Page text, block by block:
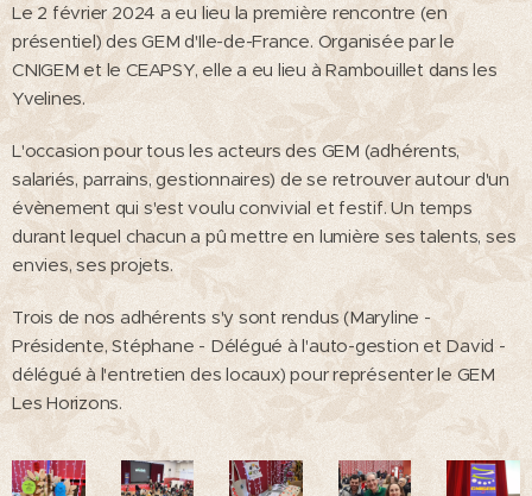
Le 2 février 2024 a eu lieu la première rencontre (en
présentiel) des GEM d'Ile-de-France. Organisée par le
CNIGEM et le CEAPSY, elle a eu lieu à Rambouillet dans les
Yvelines.
L'occasion pour tous les acteurs des GEM (adhérents,
salariés, parrains, gestionnaires) de se retrouver autour d'un
évènement qui s'est voulu convivial et festif. Un temps
durant lequel chacun a pû mettre en lumière ses talents, ses
envies, ses projets.
Trois de nos adhérents s'y sont rendus (Maryline -
Présidente, Stéphane - Délégué à l'auto-gestion et David -
délégué à l'entretien des locaux) pour représenter le GEM
Les Horizons.